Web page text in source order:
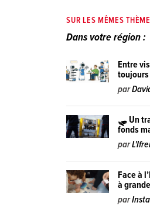
SUR LES MÊMES
Dans votre région :
Entre
toujours
par
🛷 Un
fonds
par
Face à
à
par